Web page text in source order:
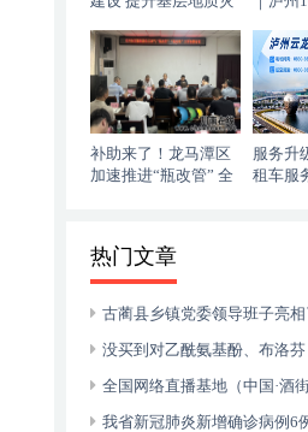
今日登
补助来了！龙马潭区
加速推进“瓶改管” 全
服务升
租车服
热门文章
古蔺县乡镇党委领导班子亮相
没买到对乙酰氨基酚、布洛
可以临时替代
全国网络直播基地（中国·酒
动运行
我省新冠肺炎新增确诊病例6